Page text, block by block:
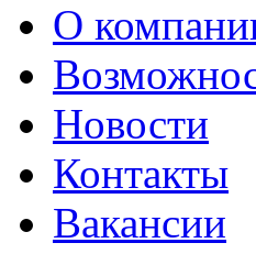
О
Новости
Контакты
Вакансии